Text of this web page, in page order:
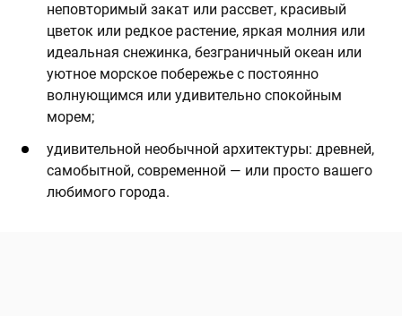
неповторимый закат или рассвет, красивый
цветок или редкое растение, яркая молния или
идеальная снежинка, безграничный океан или
уютное морское побережье с постоянно
волнующимся или удивительно спокойным
морем;
удивительной необычной архитектуры: древней,
самобытной, современной — или просто вашего
любимого города.